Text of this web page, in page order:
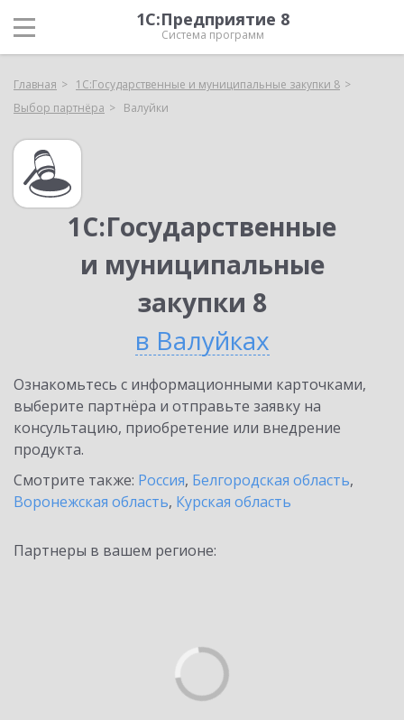
1С:Предприятие 8
Система программ
Главная
1С:Государственные и муниципальные закупки 8
Выбор партнёра
Валуйки
1С:Государственные
и муниципальные
закупки 8
в Валуйках
Ознакомьтесь с информационными карточками,
выберите партнёра и отправьте заявку на
консультацию, приобретение или внедрение
продукта.
Смотрите также: Россия, Белгородская область,
Воронежская область, Курская область
Партнеры в вашем регионе: